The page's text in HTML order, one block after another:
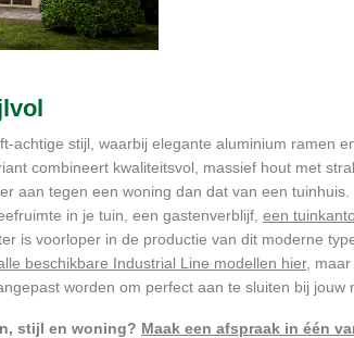
achtige stijl, waarbij elegante aluminium ramen
combineert kwaliteitsvol, massief hout met
aan tegen een woning dan dat van een tuinhuis.
in je tuin, een gastenverblijf, een
is voorloper in de productie van dit moderne
beschikbare Industrial Line modellen hier, maar
worden om perfect aan te sluiten bij jouw
stijl en woning? Maak een afspraak in één